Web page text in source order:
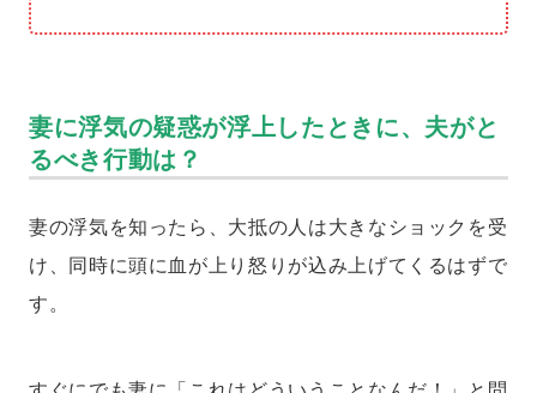
妻に浮気の疑惑が浮上したときに、夫がと
るべき行動は？
妻の浮気を知ったら、大抵の人は大きなショックを受
け、同時に頭に血が上り怒りが込み上げてくるはずで
す。